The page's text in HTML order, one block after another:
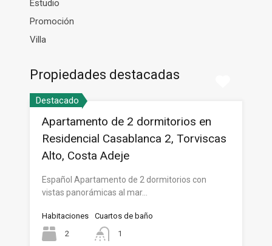
Estudio
Promoción
Villa
Propiedades destacadas
Destacado
Apartamento de 2 dormitorios en
Residencial Casablanca 2, Torviscas
Alto, Costa Adeje
Español Apartamento de 2 dormitorios con
vistas panorámicas al mar…
Habitaciones
2
Cuartos de baño
1